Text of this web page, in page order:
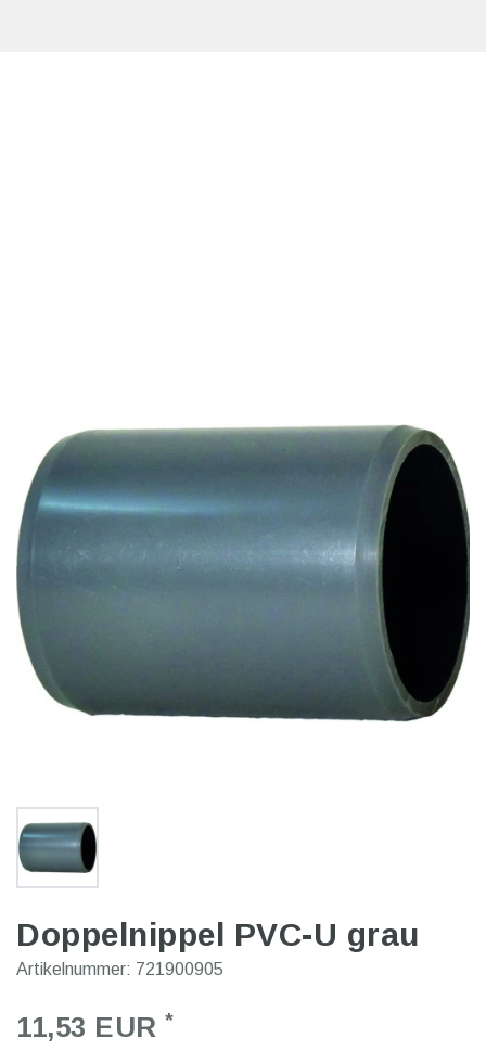
Doppelnippel PVC-U grau
Artikelnummer: 721900905
11,53 EUR *